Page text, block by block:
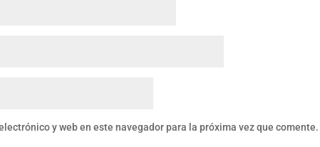
y web en este navegador para la próxima vez que comente.